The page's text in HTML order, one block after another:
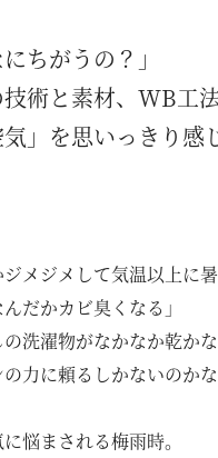
ちがうの？」
術と素材、WB工
」を思いっきり感
ジメジメして気温以上に
んだかカビ臭くなる」
の洗濯物がなかなか乾かな
の力に頼るしかないのか
悩まされる梅雨時。